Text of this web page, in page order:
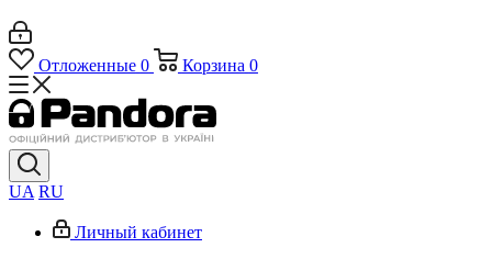
Отложенные 0 Корзина 0
UA RU
Личный кабинет